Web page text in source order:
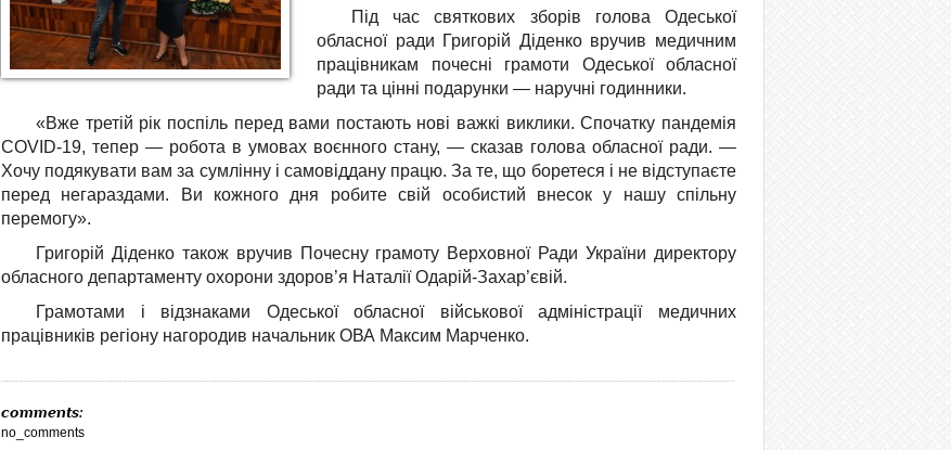
Під час святкових зборів голова Одеської
обласної ради Григорій Діденко вручив медичним
працівникам почесні грамоти Одеської обласної
ради та цінні подарунки — наручні годинники.
«Вже третій рік поспіль перед вами постають нові важкі виклики. Спочатку пандемія
COVID-19, тепер — робота в умовах воєнного стану, — сказав голова обласної ради. —
Хочу подякувати вам за сумлінну і самовіддану працю. За те, що боретеся і не відступаєте
перед негараздами. Ви кожного дня робите свій особистий внесок у нашу спільну
перемогу».
Григорій Діденко також вручив Почесну грамоту Верховної Ради України директору
обласного департаменту охорони здоров’я Наталії Одарій-Захар’євій.
Грамотами і відзнаками Одеської обласної військової адміністрації медичних
працівників регіону нагородив начальник ОВА Максим Марченко.
comments:
no_comments